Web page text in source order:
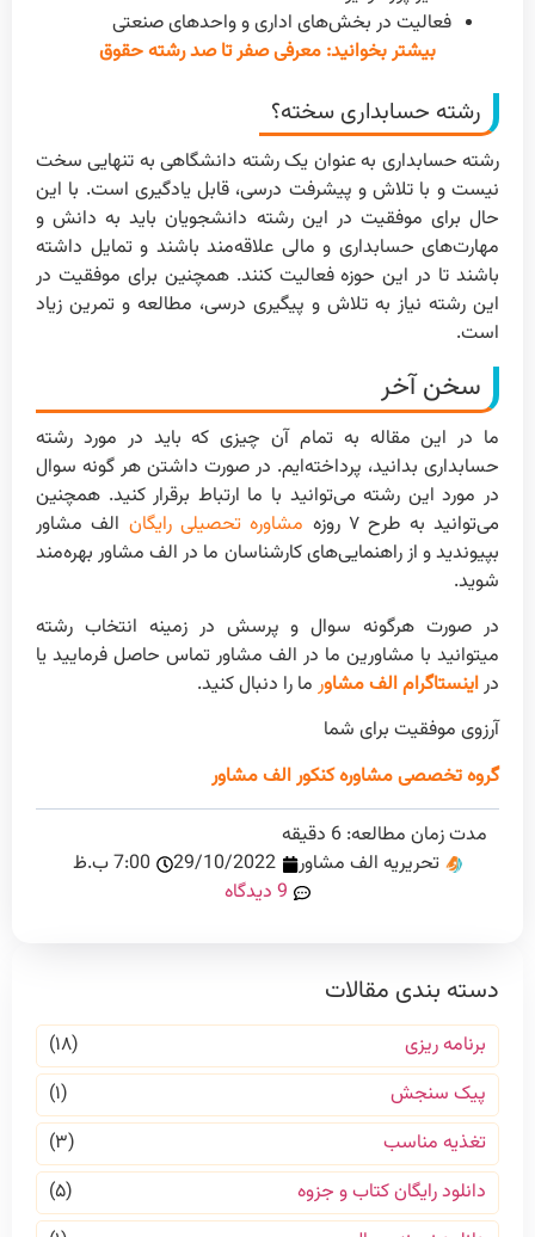
فعالیت در بخش‌های اداری و واحدهای صنعتی
بیشتر بخوانید: معرفی صفر تا صد رشته حقوق
رشته حسابداری سخته؟
رشته حسابداری به عنوان یک رشته دانشگاهی به تنهایی سخت
نیست و با تلاش و پیشرفت درسی، قابل یادگیری است. با این
حال برای موفقیت در این رشته دانشجویان باید به دانش و
مهارت‌های حسابداری و مالی علاقه‌مند باشند و تمایل داشته
باشند تا در این حوزه فعالیت کنند. همچنین برای موفقیت در
این رشته نیاز به تلاش و پیگیری درسی، مطالعه و تمرین زیاد
است.
سخن آخر
ما در این مقاله به تمام آن چیزی که باید در مورد رشته
حسابداری بدانید، پرداخته‌ایم. در صورت داشتن هر گونه سوال
در مورد این رشته می‌توانید با ما ارتباط برقرار کنید. همچنین
می‌توانید به طرح ۷ روزه
مشاوره تحصیلی رایگان الف مشاور
بپیوندید و از راهنمایی‌های کارشناسان ما در الف مشاور بهره‌مند
شوید.
در صورت هرگونه سوال و پرسش در زمینه انتخاب رشته
میتوانید با مشاورین ما در الف مشاور تماس حاصل فرمایید یا
دراینستاگرام الف مشاور ما را دنبال کنید.
آرزوی موفقیت برای شما
گروه تخصصی مشاوره کنکور الف مشاور
مدت زمان مطالعه: 6 دقیقه
تحریریه الف مشاور
29/10/2022
7:00 ب.ظ
9 دیدگاه
دسته بندی مقالات
برنامه ریزی
(۱۸)
پیک سنجش
(۱)
تغذیه مناسب
(۳)
دانلود رایگان کتاب و جزوه
(۵)